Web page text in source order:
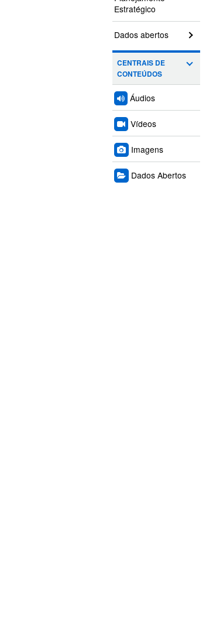
Estratégico
Dados abertos
CENTRAIS DE
CONTEÚDOS
Áudios
Vídeos
Imagens
Dados Abertos